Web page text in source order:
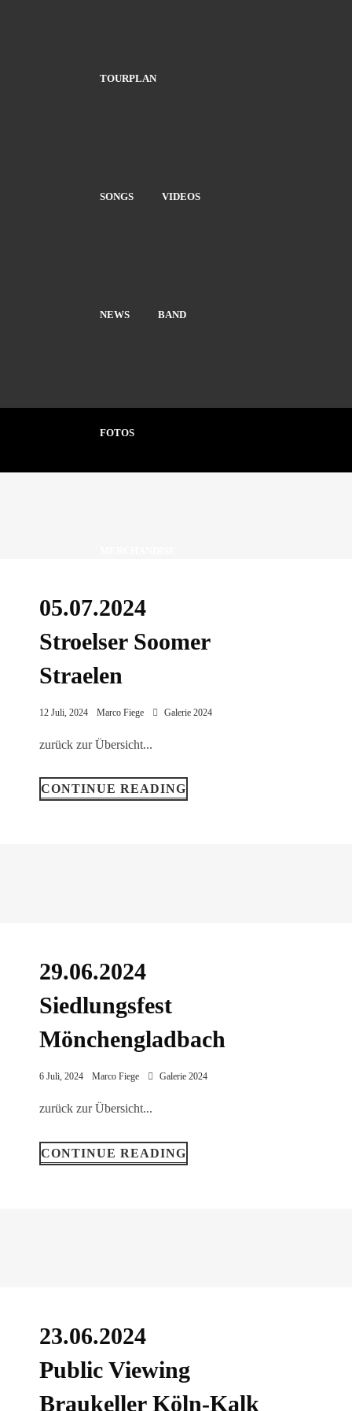
TOURPLAN
SONGS VIDEOS
NEWS BAND
FOTOS
05.07.2024
Stroelser Soomer
Straelen
12 Juli, 2024 Marco Fiege Galerie 2024
zurück zur Übersicht...
CONTINUE READING
29.06.2024
Siedlungsfest
Mönchengladbach
6 Juli, 2024 Marco Fiege Galerie 2024
zurück zur Übersicht...
CONTINUE READING
23.06.2024
Public Viewing
Braukeller Köln-Kalk